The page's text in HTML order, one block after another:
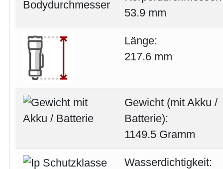
53.9 mm
Länge:
217.6 mm
Gewicht (mit Akku /
Batterie):
1149.5 Gramm
Wasserdichtigkeit: